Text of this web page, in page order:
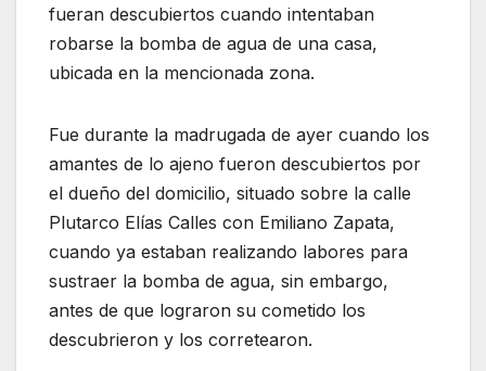
fueran descubiertos cuando intentaban
robarse la bomba de agua de una casa,
ubicada en la mencionada zona.
Fue durante la madrugada de ayer cuando los
amantes de lo ajeno fueron descubiertos por
el dueño del domicilio, situado sobre la calle
Plutarco Elías Calles con Emiliano Zapata,
cuando ya estaban realizando labores para
sustraer la bomba de agua, sin embargo,
antes de que lograron su cometido los
descubrieron y los corretearon.